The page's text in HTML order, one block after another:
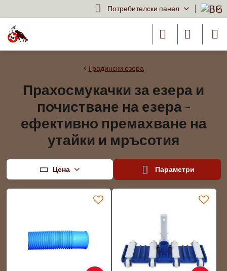
Потребителски панел
Градински езера
Прахосмукачки за езера и
почистване на езера -
ефективно премахване на
утайки и мръсотия
Цена Параметри